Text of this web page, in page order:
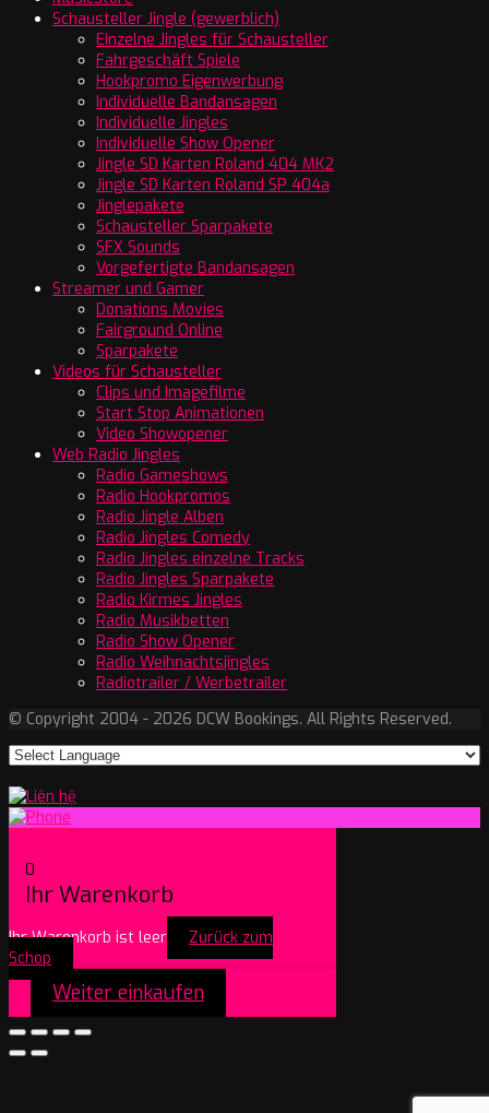
Schausteller Jingle (gewerblich)
Einzelne Jingles für Schausteller
Fahrgeschäft Spiele
Hookpromo Eigenwerbung
Individuelle Bandansagen
Individuelle Jingles
Individuelle Show Opener
Jingle SD Karten Roland 404 MK2
Jingle SD Karten Roland SP 404a
Jinglepakete
Schausteller Sparpakete
SFX Sounds
Vorgefertigte Bandansagen
Streamer und Gamer
Donations Movies
Fairground Online
Sparpakete
Videos für Schausteller
Clips und Imagefilme
Start Stop Animationen
Video Showopener
Web Radio Jingles
Radio Gameshows
Radio Hookpromos
Radio Jingle Alben
Radio Jingles Comedy
Radio Jingles einzelne Tracks
Radio Jingles Sparpakete
Radio Kirmes Jingles
Radio Musikbetten
Radio Show Opener
Radio Weihnachtsjingles
Radiotrailer / Werbetrailer
© Copyright 2004 - 2026 DCW Bookings. All Rights Reserved.
0
Ihr Warenkorb
Ihr Warenkorb ist leer
Zurück zum
Schop
Weiter einkaufen